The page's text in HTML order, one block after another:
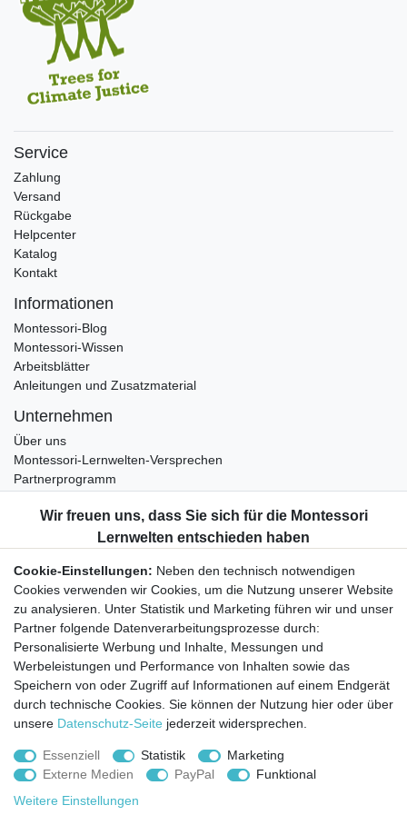
Service
Zahlung
Versand
Rückgabe
Helpcenter
Katalog
Kontakt
Informationen
Montessori-Blog
Montessori-Wissen
Arbeitsblätter
Anleitungen und Zusatzmaterial
Unternehmen
Über uns
Montessori-Lernwelten-Versprechen
Partnerprogramm
Bestellung widerrufen
Datenschutzerklärung
AGB
Impressum
Aktuelles rund um Montessori-Materialien und
Montessori-Pädagogik.
Kostenfreie wöchentliche Infos
Hiermit bestätige ich, dass ich dieDaten­schutz­erklärunggelesen habe. Sie
Abonnieren
Cookie-Einstellungen: Neben den technisch notwendigen
Cookies verwenden wir Cookies, um die Nutzung unserer Website
zu analysieren. Unter Statistik und Marketing führen wir und unser
Partner folgende Datenverarbeitungsprozesse durch:
Personalisierte Werbung und Inhalte, Messungen und
Werbeleistungen und Performance von Inhalten sowie das
Speichern von oder Zugriff auf Informationen auf einem Endgerät
durch technische Cookies. Sie können der Nutzung hier oder über
unsere Datenschutz-Seite jederzeit widersprechen.
Essenziell Statistik
Marketing
Externe Medien
PayPal
Funktional
Weitere Einstellungen